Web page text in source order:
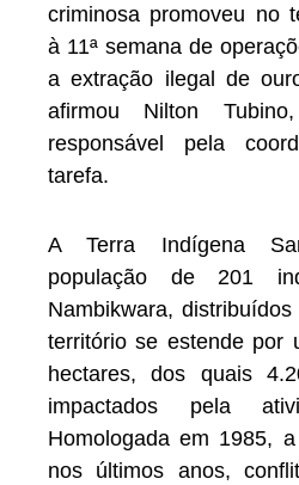
criminosa promoveu no
à 11ª semana de
a extração ilegal de
afirmou Nilton
responsável pela
tarefa.
A Terra Indígena
população de 201
Nambikwara,
território se estende por
hectares, dos quais
impactados pela
Homologada em 1985,
nos últimos anos,